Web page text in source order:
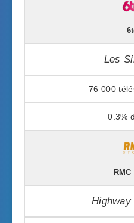
Les
76 000
0.3%